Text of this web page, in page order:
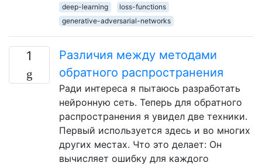
deep-learning
loss-functions
generative-adversarial-networks
1
Различия между методами
обратного распространения
Ради интереса я пытаюсь разработать
нейронную сеть. Теперь для обратного
распространения я увидел две техники.
Первый используется здесь и во многих
других местах. Что это делает: Он
вычисляет ошибку для каждого